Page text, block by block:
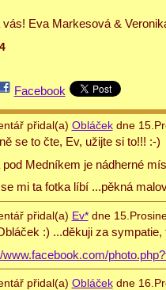
Eva Markesová &
Facebook
přidal(a) Obláčekdne
se to čte, Ev, užijte si to!!! :-)
pod Medníkem je nádherné
mi ta fotka líbí ...pěkná
přidal(a) Ev*dne
:) ...děkuji za
www.facebook.com/
přidal(a) Obláčekdne